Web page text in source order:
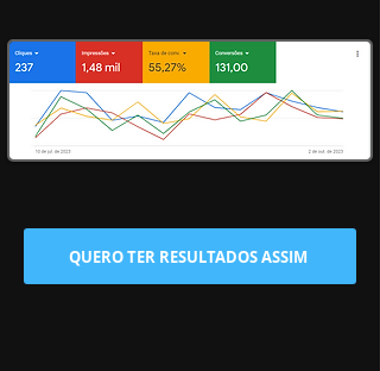
QUERO TER RESULTADOS ASSIM